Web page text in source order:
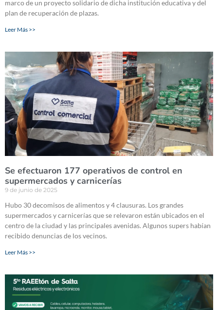
marco de un proyecto solidario de dicha institución educativa y del
plan de recuperación de plazas.
Leer Más >>
Se efectuaron 177 operativos de control en
supermercados y carnicerías
9 de junio de 2025
Hubo 30 decomisos de alimentos y 4 clausuras. Los grandes
supermercados y carnicerías que se relevaron están ubicados en el
centro de la ciudad y las principales avenidas. Algunos supers habían
recibido denuncias de los vecinos.
Leer Más >>